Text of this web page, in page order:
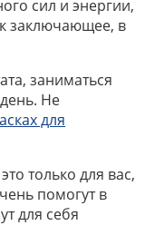
сил и энергии,
заключающее, в
заниматься
Не
для
только для вас,
помогут в
для себя